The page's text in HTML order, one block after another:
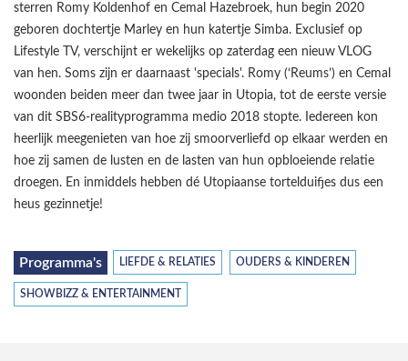
sterren Romy Koldenhof en Cemal Hazebroek, hun begin 2020
geboren dochtertje Marley en hun katertje Simba. Exclusief op
Lifestyle TV, verschijnt er wekelijks op zaterdag een nieuw VLOG
van hen. Soms zijn er daarnaast 'specials'. Romy (‘Reums’) en Cemal
woonden beiden meer dan twee jaar in Utopia, tot de eerste versie
van dit SBS6-realityprogramma medio 2018 stopte. Iedereen kon
heerlijk meegenieten van hoe zij smoorverliefd op elkaar werden en
hoe zij samen de lusten en de lasten van hun opbloeiende relatie
droegen. En inmiddels hebben dé Utopiaanse tortelduifjes dus een
heus gezinnetje!
Programma's LIEFDE & RELATIES OUDERS & KINDEREN
SHOWBIZZ & ENTERTAINMENT